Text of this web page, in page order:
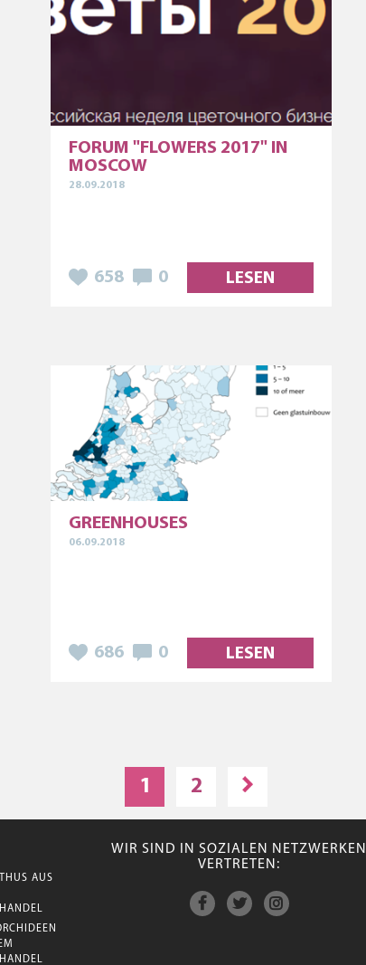
FORUM "FLOWERS 2017" IN
MOSCOW
28.09.2018
658 0 LESEN
GREENHOUSES
06.09.2018
686 0 LESEN
1 2
AUS
WIR SIND IN SOZIALEN NETZWERKEN
VERTRETEN: